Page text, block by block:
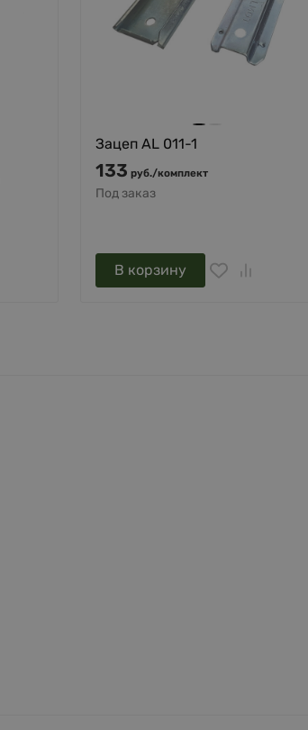
Зацеп AL 011-1
133 руб./комплект
Под заказ
В корзину